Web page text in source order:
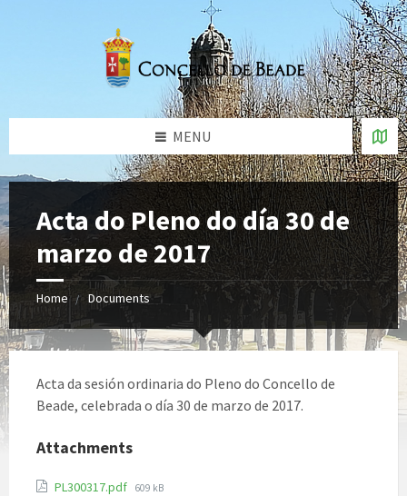
MENU
Acta do Pleno do día 30 de
marzo de 2017
Home Documents
Acta da sesión ordinaria do Pleno do Concello de
Beade, celebrada o día 30 de marzo de 2017.
Attachments
PL300317.pdf 609 kB